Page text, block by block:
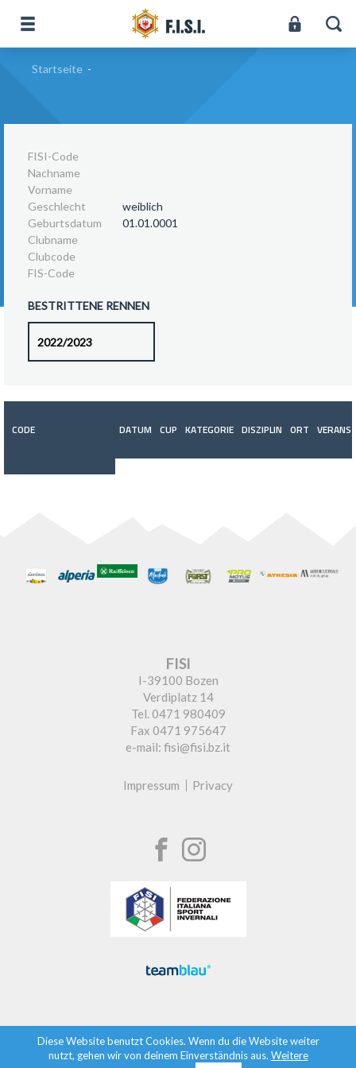
Startseite -
FISI-Code
Nachname
Vorname
Geschlecht
weiblich
Geburtsdatum
01.01.0001
Clubname
Clubcode
FIS-Code
BESTRITTENE RENNEN
CODE DATUM CUP KATEGORIE DISZIPLIN ORT
FISI
I-39100 Bozen
Verdiplatz 14
Tel. 0471 980409
Fax 0471 975647
e-mail: fisi@fisi.bz.it
Impressum Privacy
Diese Website benutzt Cookies. Wenn du die Website weiter
nutzt, gehen wir von deinem Einverständnis aus. Weitere